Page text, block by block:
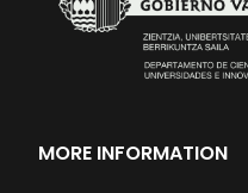
MORE INFORMATION